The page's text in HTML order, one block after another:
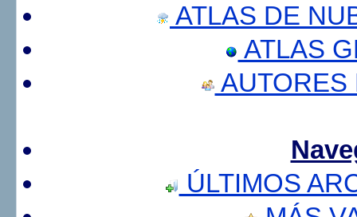
ATLAS DE
ATLAS
AUTORES
ÚLTIMOS